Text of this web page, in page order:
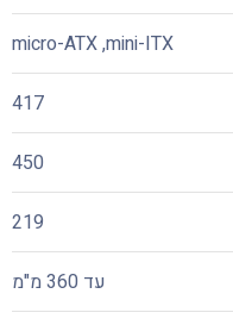
micro-ATX ,mini-ITX
417
450
219
עד 360 מ"מ